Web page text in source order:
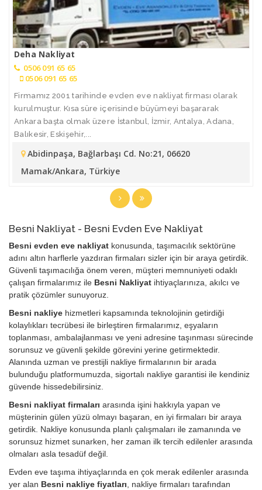
Deha Nakliyat
0506 091 65 65
0506 091 65 65
Firmamız 2001 tarihinde evden eve nakliyat firması olarak
kurulmuştur. Kısa süre içerisinde büyümeyi başararak
Ankara başta olmak üzere İstanbul, İzmir, Antalya, Adana,
Balıkesir, Eskişehir,...
Abidinpaşa, Bağlarbaşı Cd. No:21, 06620
Mamak/Ankara, Türkiye
Besni Nakliyat - Besni Evden Eve Nakliyat
Besni evden eve nakliyat konusunda, taşımacılık sektörüne
adını altın harflerle yazdıran firmaları sizler için bir araya getirdik.
Güvenli taşımacılığa önem veren, müşteri memnuniyeti odaklı
çalışan firmalarımız ile Besni Nakliyat ihtiyaçlarınıza, akılcı ve
pratik çözümler sunuyoruz.
Besni nakliye hizmetleri kapsamında teknolojinin getirdiği
kolaylıkları tecrübesi ile birleştiren firmalarımız, eşyaların
toplanması, ambalajlanması ve yeni adresine taşınması sürecinde
sorunsuz ve güvenli şekilde görevini yerine getirmektedir.
Alanında uzman ve prestijli nakliye firmalarının bir arada
bulunduğu platformumuzda, sigortalı nakliye garantisi ile kendiniz
güvende hissedebilirsiniz.
Besni nakliyat firmaları arasında işini hakkıyla yapan ve
müşterinin gülen yüzü olmayı başaran, en iyi firmaları bir araya
getirdik. Nakliye konusunda planlı çalışmaları ile zamanında ve
sorunsuz hizmet sunarken, her zaman ilk tercih edilenler arasında
olmaları asla tesadüf değil.
Evden eve taşıma ihtiyaçlarında en çok merak edilenler arasında
yer alan Besni nakliye fiyatları , nakliye firmaları tarafından